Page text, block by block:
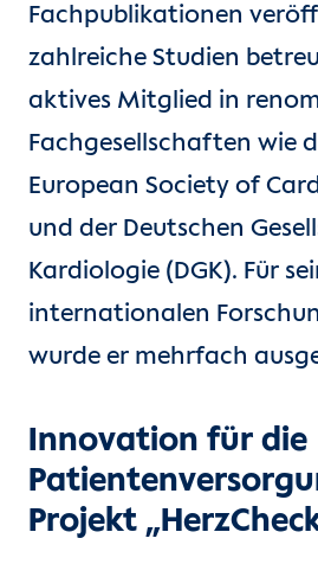
Fachpublikationen
zahlreiche Studien
aktives Mitglied in
Fachgesellschaften wie
European Society of
und der Deutschen
Kardiologie (DGK). Für
internationalen
wurde er mehrfach
Innovation für die
Projekt